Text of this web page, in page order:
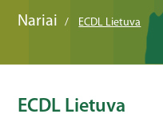
Nariai ECDL Lietuva
ECDL Lietuva